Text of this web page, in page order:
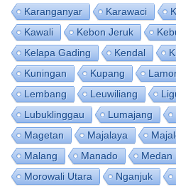
Karanganyar
Karawaci
Kawali
Kebon Jeruk
Kelapa Gading
Kendal
Kuningan
Kupang
Lembang
Leuwiliang
Lubuklinggau
Lumajang
Magetan
Majalaya
Malang
Manado Medan
Morowali Utara
Nganjuk